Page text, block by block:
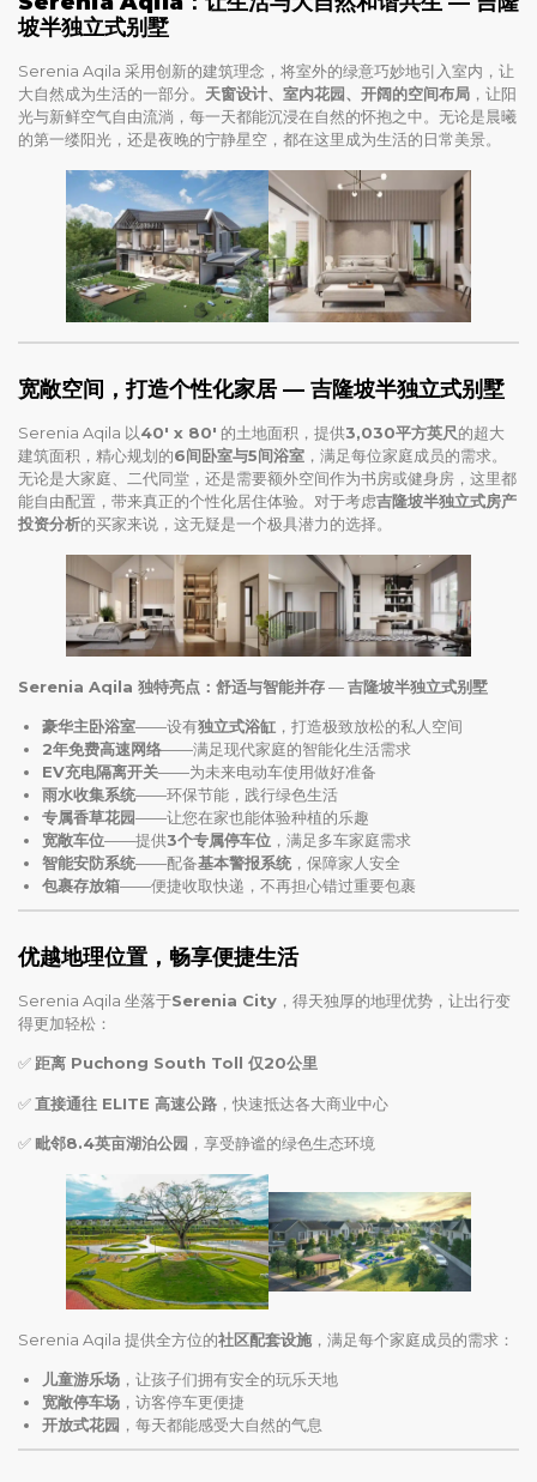
坡半独立式别墅
Serenia Aqila 采用创新的建筑理念，将室外的绿意巧妙地引入室内，让
大自然成为生活的一部分。 天窗设计、室内花园、开阔的空间布局 ，让阳
光与新鲜空气自由流淌，每一天都能沉浸在自然的怀抱之中。无论是晨曦
的第一缕阳光，还是夜晚的宁静星空，都在这里成为生活的日常美景。
宽敞空间，打造个性化家居 — 吉隆坡半独立式别墅
Serenia Aqila 以40′ x 80′ 的土地面积，提供3,030平方英尺的超大
建筑面积，精心规划的6间卧室与5间浴室 ，满足每位家庭成员的需求。
无论是大家庭、二代同堂，还是需要额外空间作为书房或健身房，这里都
能自由配置，带来真正的个性化居住体验。对于考虑吉隆坡半独立式房产
投资分析的买家来说，这无疑是一个极具潜力的选择。
Serenia Aqila 独特亮点：舒适与智能并存—吉隆坡半独立式别墅
豪华主卧浴室——设有独立式浴缸 ，打造极致放松的私人空间
2年免费高速网络——满足现代家庭的智能化生活需求
EV充电隔离开关——为未来电动车使用做好准备
雨水收集系统——环保节能，践行绿色生活
专属香草花园——让您在家也能体验种植的乐趣
宽敞车位——提供3个专属停车位 ，满足多车家庭需求
智能安防系统——配备基本警报系统 ，保障家人安全
包裹存放箱——便捷收取快递，不再担心错过重要包裹
优越地理位置，畅享便捷生活
Serenia Aqila 坐落于Serenia City ，得天独厚的地理优势，让出行变
得更加轻松：
✅ 距离 Puchong South Toll 仅20公里
✅直接通往 ELITE 高速公路 ，快速抵达各大商业中心
✅ 毗邻8.4英亩湖泊公园 ，享受静谧的绿色生态环境
Serenia Aqila 提供全方位的社区配套设施 ，满足每个家庭成员的需求：
儿童游乐场 ，让孩子们拥有安全的玩乐天地
宽敞停车场 ，访客停车更便捷
开放式花园 ，每天都能感受大自然的气息